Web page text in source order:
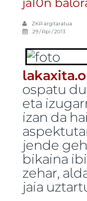
ja10n
ZKA argitaratua
29 / Api / 2013
ospatu
eta
izan da
jende
bikaina
zehar,
jaia